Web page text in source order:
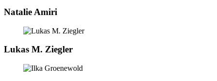
Natalie Amiri
Lukas M. Ziegler